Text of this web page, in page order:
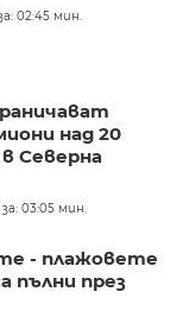
02:45 мин.
над 20
Северна
03:05 мин.
- плажовете
пълни през